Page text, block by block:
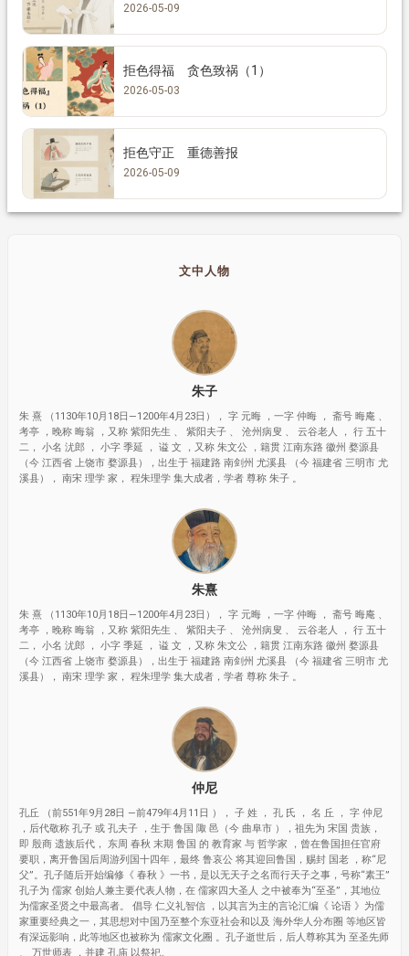
2026-05-09
拒色得福 贪色致祸（1）
2026-05-03
拒色守正 重德善报
2026-05-09
文中人物
朱子
朱 熹 （1130年10月18日—1200年4月23日）， 字 元晦 ，一字 仲晦 ， 斋号 晦庵 、
考亭 ，晚称 晦翁 ，又称 紫阳先生 、 紫阳夫子 、 沧州病叟 、 云谷老人 ， 行 五十
二， 小名 沋郎 ， 小字 季延 ， 谥 文 ，又称 朱文公 ，籍贯 江南东路 徽州 婺源县
（今 江西省 上饶市 婺源县），出生于 福建路 南剑州 尤溪县 （今 福建省 三明市 尤
溪县）， 南宋 理学 家， 程朱理学 集大成者，学者 尊称 朱子 。
朱熹
朱 熹 （1130年10月18日—1200年4月23日）， 字 元晦 ，一字 仲晦 ， 斋号 晦庵 、
考亭 ，晚称 晦翁 ，又称 紫阳先生 、 紫阳夫子 、 沧州病叟 、 云谷老人 ， 行 五十
二， 小名 沋郎 ， 小字 季延 ， 谥 文 ，又称 朱文公 ，籍贯 江南东路 徽州 婺源县
（今 江西省 上饶市 婺源县），出生于 福建路 南剑州 尤溪县 （今 福建省 三明市 尤
溪县）， 南宋 理学 家， 程朱理学 集大成者，学者 尊称 朱子 。
仲尼
孔丘 （前551年9月28日 —前479年4月11日 ）， 子 姓 ， 孔 氏 ， 名 丘 ， 字 仲尼
，后代敬称 孔子 或 孔夫子 ，生于 鲁国 陬 邑（今 曲阜市 ），祖先为 宋国 贵族，
即 殷商 遗族后代， 东周 春秋 末期 鲁国 的 教育家 与 哲学家 ，曾在鲁国担任官府
要职，离开鲁国后周游列国十四年，最终 鲁哀公 将其迎回鲁国，赐封 国老 ，称“尼
父”。孔子随后开始编修《 春秋 》一书，是以无天子之名而行天子之事，号称“素王”
孔子为 儒家 创始人兼主要代表人物，在 儒家四大圣人 之中被奉为“至圣”，其地位
为儒家圣贤之中最高者。 倡导 仁义礼智信 ，以其言为主的言论汇编《 论语 》为儒
家重要经典之一，其思想对中国乃至整个东亚社会和以及 海外华人分布圈 等地区皆
有深远影响，此等地区也被称为 儒家文化圈 。孔子逝世后，后人尊称其为 至圣先师
、 万世师表 ，并建 孔庙 以祭祀。